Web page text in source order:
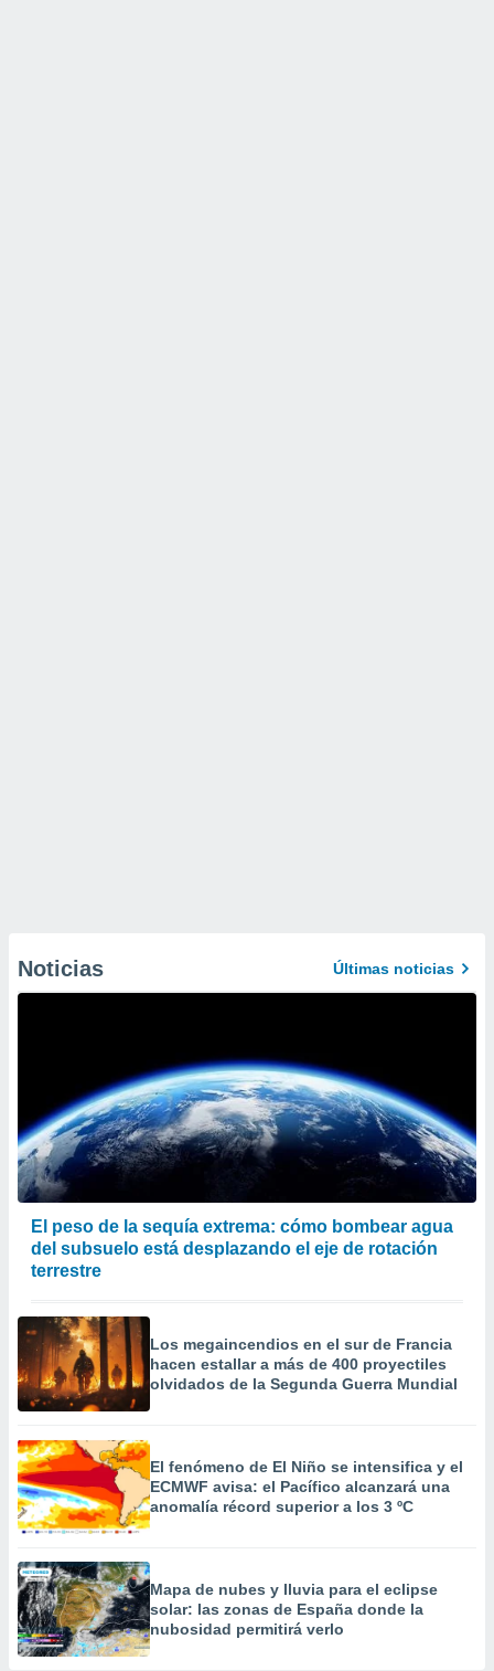
Noticias Últimas noticias
El peso de la sequía extrema: cómo bombear agua
del subsuelo está desplazando el eje de rotación
terrestre
Los megaincendios en el sur de Francia
hacen estallar a más de 400 proyectiles
olvidados de la Segunda Guerra Mundial
El fenómeno de El Niño se intensifica y el
ECMWF avisa: el Pacífico alcanzará una
anomalía récord superior a los 3 ºC
Mapa de nubes y lluvia para el eclipse
solar: las zonas de España donde la
nubosidad permitirá verlo